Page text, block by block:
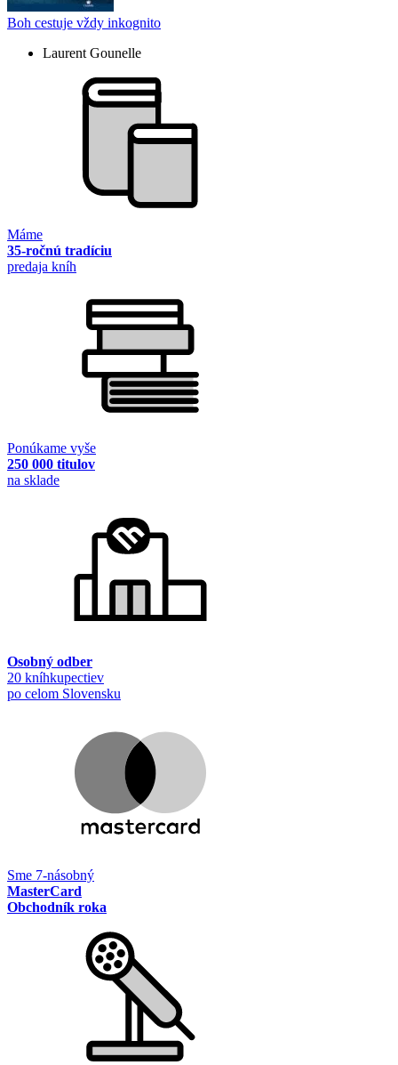
Boh cestuje vždy inkognito
Laurent Gounelle
Máme
35-ročnú tradíciu
predaja kníh
Ponúkame vyše
250 000 titulov
na sklade
Osobný odber
20 kníhkupectiev
po celom Slovensku
Sme 7-násobný
MasterCard
Obchodník roka